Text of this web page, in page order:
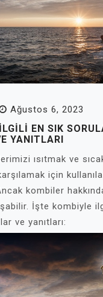
Ağustos 6, 2023
EN SIK
YANITLARI
ısıtmak ve
için
kombiler
İşte kombiyle
ve yanıtları: